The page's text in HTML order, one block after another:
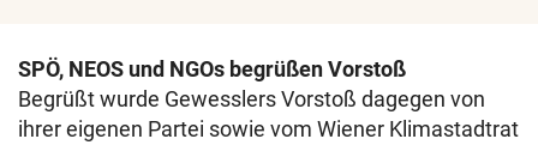
SPÖ, NEOS und NGOs begrüßen Vorstoß
Begrüßt wurde Gewesslers Vorstoß dagegen von
ihrer eigenen Partei sowie vom Wiener Klimastadtrat